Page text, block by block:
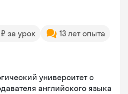
за урок 13 лет опыта
университет с
английского языка